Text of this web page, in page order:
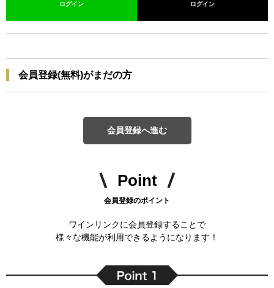
ログイン
ログイン
会員登録(無料)がまだの方
会員登録へ進む
Point
会員登録のポイント
ワインリンクに会員登録することで
様々な機能が利用できるようになります！